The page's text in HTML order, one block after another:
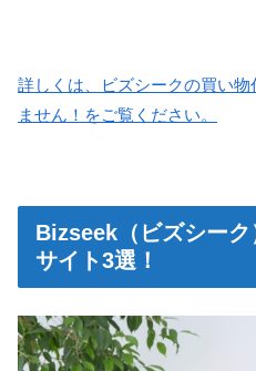
詳しくは、ビズシークの買い
ません！をご覧ください。
Bizseek（ビズシー
サイト3選！